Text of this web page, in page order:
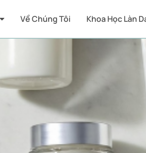
Về Chúng Tôi Khoa Học Làn